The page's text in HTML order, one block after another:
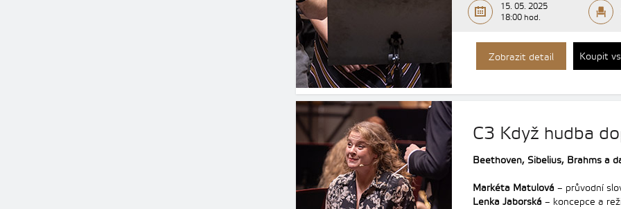
15. 05. 2025
18:00 hod.
Zobrazit detail Koupit
C3 Když hudba
Beethoven, Sibelius, Brahms a
Markéta Matulová – průvodní
Lenka Jaborská – koncepce a